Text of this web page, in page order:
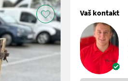
Vaš kontakt